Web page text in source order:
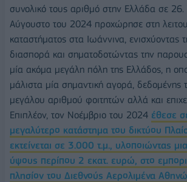
συνολικό τους αριθμό στην Ελλάδα σε 26.
Αύγουστο του 2024 προχώρησε στη
καταστήματος στα Ιωάννινα, ενισχύοντας
διασπορά και σηματοδοτώντας την
μία ακόμα μεγάλη πόλη της Ελλάδος, η
μάλιστα μία σημαντική αγορά, δεδομένης
μεγάλου αριθμού φοιτητών αλλά και
Επιπλέον, τον Νοέμβριο του 2024 έθεσε
μεγαλύτερο κατάστημα του δικτύου
εκτείνεται σε 3.000 τ.μ., υλοποιώντας
ύψους περίπου 2 εκατ. ευρώ, στο
πλησίον του Διεθνούς Αερολιμένα